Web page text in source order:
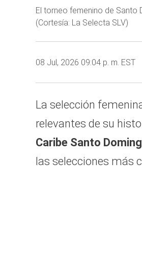
El torneo femenino de
(Cortesía: La Selecta SLV)
08 Jul, 2026 09:04 p. m. EST
La selección
relevantes de su
Caribe Santo
las selecciones más